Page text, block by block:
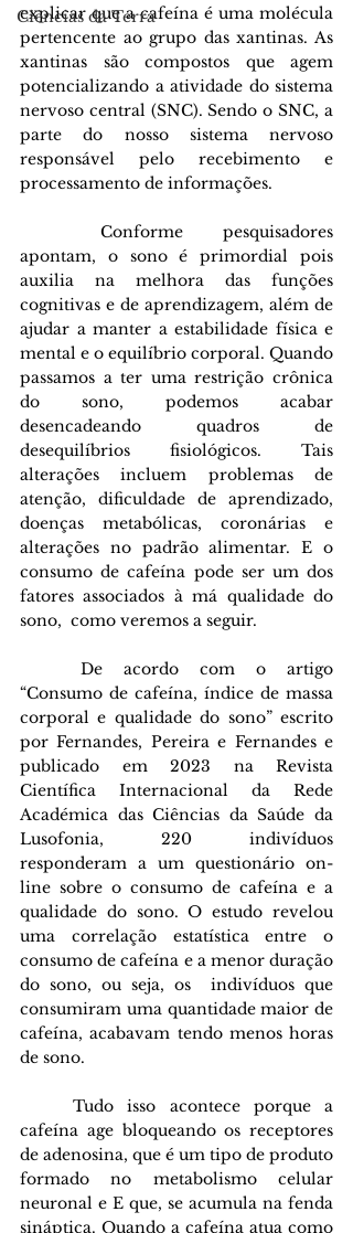
Ciências da Terra
explicar que a cafeína é uma molécula
pertencente ao grupo das xantinas. As
xantinas são compostos que agem
potencializando a atividade do sistema
nervoso central (SNC). Sendo o SNC, a
parte do nosso sistema nervoso
responsável pelo recebimento e
processamento de informações.
Conforme pesquisadores
apontam, o sono é primordial pois
auxilia na melhora das funções
cognitivas e de aprendizagem, além de
ajudar a manter a estabilidade física e
mental e o equilíbrio corporal. Quando
passamos a ter uma restrição crônica
do sono, podemos acabar
desencadeando quadros de
desequilíbrios fisiológicos. Tais
alterações incluem problemas de
atenção, dificuldade de aprendizado,
doenças metabólicas, coronárias e
alterações no padrão alimentar. E o
consumo de cafeína pode ser um dos
fatores associados à má qualidade do
sono,  como veremos a seguir.
De acordo com o artigo
“Consumo de cafeína, índice de massa
corporal e qualidade do sono” escrito
por Fernandes, Pereira e Fernandes e
publicado em 2023 na Revista
Científica Internacional da Rede
Académica das Ciências da Saúde da
Lusofonia, 220 indivíduos
responderam a um questionário on-
line sobre o consumo de cafeína e a
qualidade do sono. O estudo revelou
uma correlação estatística entre o
consumo de cafeína e a menor duração
do sono, ou seja, os  indivíduos que
consumiram uma quantidade maior de
cafeína, acabavam tendo menos horas
de sono.
Tudo isso acontece porque a
cafeína age bloqueando os receptores
de adenosina, que é um tipo de produto
formado no metabolismo celular
neuronal e E que, se acumula na fenda
sináptica. Quando a cafeína atua como